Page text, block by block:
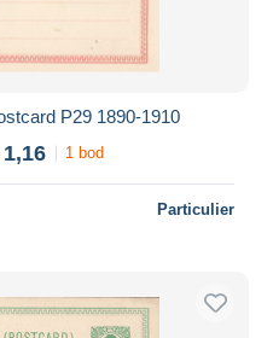
P29 1890-1910
1 bod
Particulier